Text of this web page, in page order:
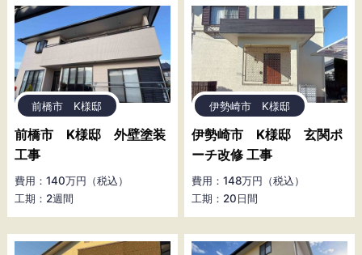
前橋市 K様邸
前橋市 K様邸 外壁塗装
工事
費用：140万円（税込）
工期：2週間
伊勢崎市 K様邸
伊勢崎市 K様邸 玄関ポ
ーチ改修 工事
費用：148万円（税込）
工期：20日間